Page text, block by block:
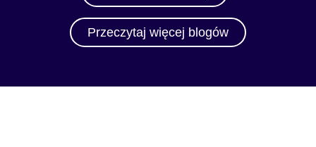
Przeczytaj więcej blogów